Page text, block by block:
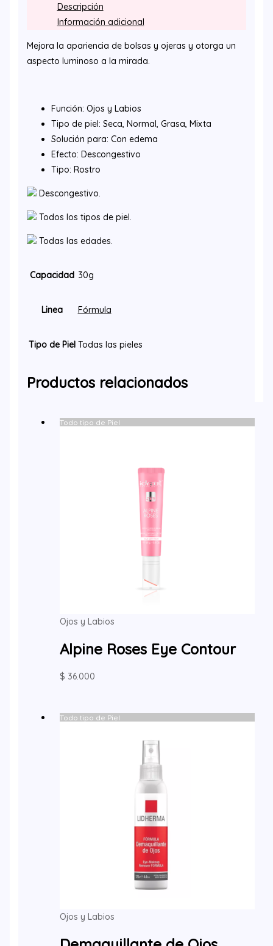
Descripción
Información adicional
Mejora la apariencia de bolsas y ojeras y otorga un
aspecto luminoso a la mirada.
Función: Ojos y Labios
Tipo de piel: Seca, Normal, Grasa, Mixta
Solución para: Con edema
Efecto: Descongestivo
Tipo: Rostro
Descongestivo.
Todos los tipos de piel.
Todas las edades.
Capacidad 30g
Linea Fórmula
Tipo de Piel Todas las pieles
Productos relacionados
Todo tipo de Piel
Ojos y Labios
Alpine Roses Eye Contour
$ 36.000
Todo tipo de Piel
Ojos y Labios